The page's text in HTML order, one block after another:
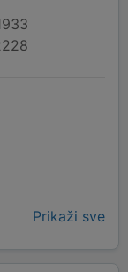
Prikaži sve